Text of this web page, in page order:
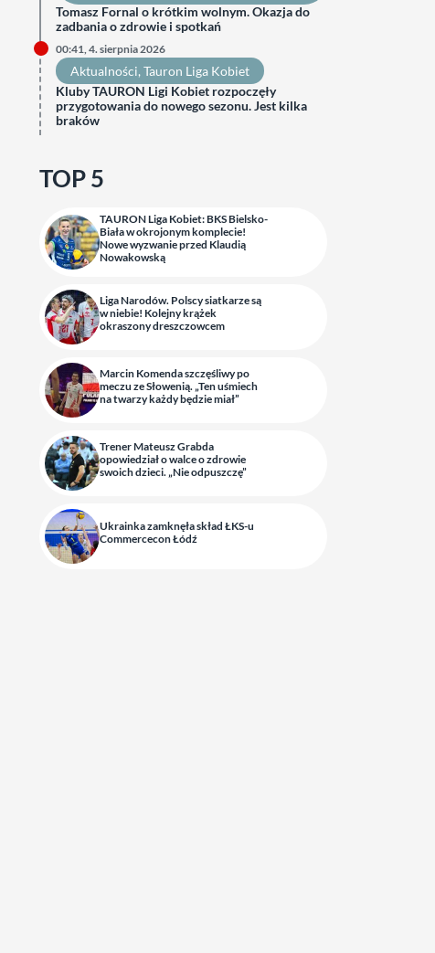
Tomasz Fornal o krótkim wolnym. Okazja do
zadbania o zdrowie i spotkań
00:41, 4. sierpnia 2026
Aktualności, Tauron Liga Kobiet
Kluby TAURON Ligi Kobiet rozpoczęły
przygotowania do nowego sezonu. Jest kilka
braków
TOP 5
TAURON Liga Kobiet: BKS Bielsko-
Biała w okrojonym komplecie!
Nowe wyzwanie przed Klaudią
Nowakowską
Liga Narodów. Polscy siatkarze są
w niebie! Kolejny krążek
okraszony dreszczowcem
Marcin Komenda szczęśliwy po
meczu ze Słowenią. „Ten uśmiech
na twarzy każdy będzie miał”
Trener Mateusz Grabda
opowiedział o walce o zdrowie
swoich dzieci. „Nie odpuszczę”
Ukrainka zamknęła skład ŁKS-u
Commercecon Łódź